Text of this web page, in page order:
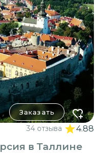
Заказать
34 отзыва 4.88
в Таллине